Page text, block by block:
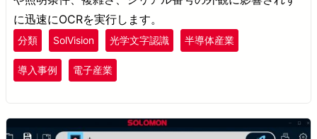
に迅速にOCRを実行します。
分類 SolVision 光学文字認識 半導体産業
導入事例 電子産業